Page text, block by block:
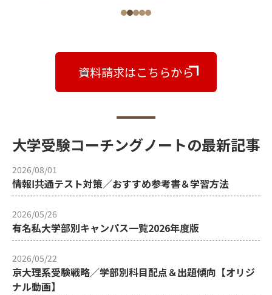
資料請求はこちらから
大学受験コーチングノートの最新記事
2026/08/01
情報Ⅰ共通テスト対策／おすすめ参考書＆学習方法
2026/05/26
有名私大学部別キャンパス一覧2026年度版
2026/05/22
京大理系受験戦略／学部別科目配点＆出題傾向【オリジ
ナル動画】